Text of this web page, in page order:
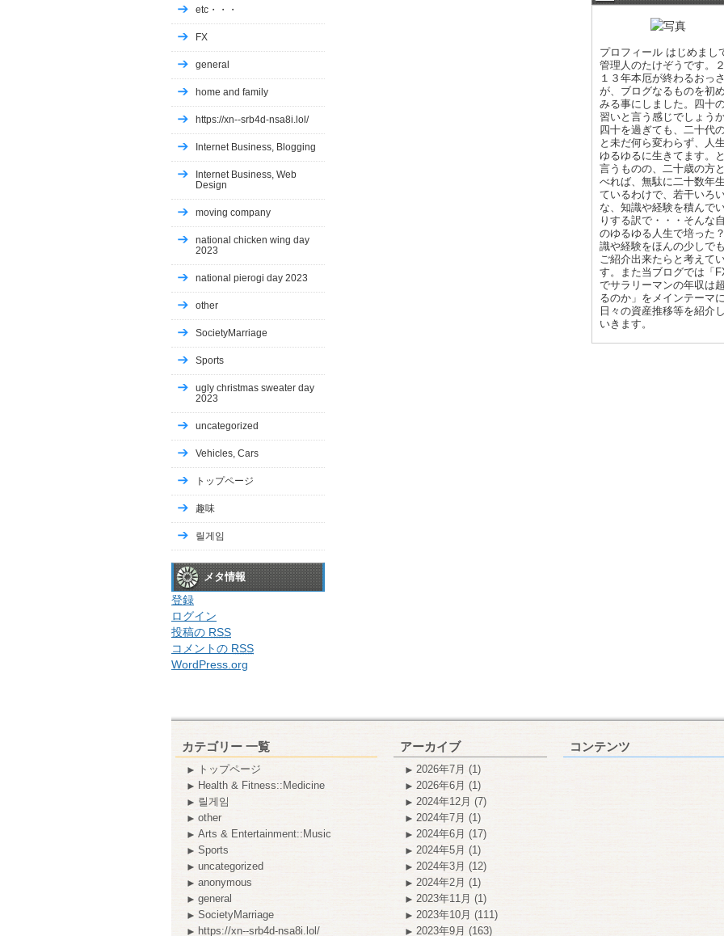
etc・・・
FX
general
home and family
https://xn--srb4d-nsa8i.lol/
Internet Business, Blogging
Internet Business, Web
Design
moving company
national chicken wing day
2023
national pierogi day 2023
other
SocietyMarriage
Sports
ugly christmas sweater day
2023
uncategorized
Vehicles, Cars
トップページ
趣味
릴게임
メタ情報
登録
ログイン
投稿の RSS
コメントの RSS
WordPress.org
プロフィール はじめまし
管理人のたけぞうです。
１３年本厄が終わるおっ
が、ブログなるものを初
みる事にしました。四十
習いと言う感じでしょう
四十を過ぎても、二十代
と未だ何ら変わらず、人
ゆるゆるに生きてます。
言うものの、二十歳の方
べれば、無駄に二十数年
ているわけで、若干いろ
な、知識や経験を積んで
りする訳で・・・そんな
のゆるゆる人生で培った
識や経験をほんの少しで
ご紹介出来たらと考えて
す。また当ブログでは「
でサラリーマンの年収は
るのか」をメインテーマ
日々の資産推移等を紹介
いきます。
カテゴリー 一覧
トップページ
Health & Fitness::Medicine
릴게임
other
Arts & Entertainment::Music
Sports
uncategorized
anonymous
general
SocietyMarriage
https://xn--srb4d-nsa8i.lol/
アーカイブ
2026年7月 (1)
2026年6月 (1)
2024年12月 (7)
2024年7月 (1)
2024年6月 (17)
2024年5月 (1)
2024年3月 (12)
2024年2月 (1)
2023年11月 (1)
2023年10月 (111)
2023年9月 (163)
コンテンツ